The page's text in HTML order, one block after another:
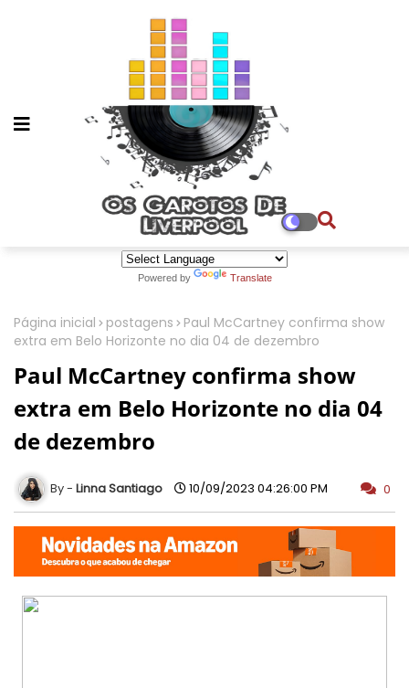
Powered by Translate
Página inicial postagens
Paul McCartney confirma show
extra em Belo Horizonte no dia 04 de dezembro
Paul McCartney confirma show
extra em Belo Horizonte no dia 04
de dezembro
Linna Santiago 10/09/2023 04:26:00 PM 0